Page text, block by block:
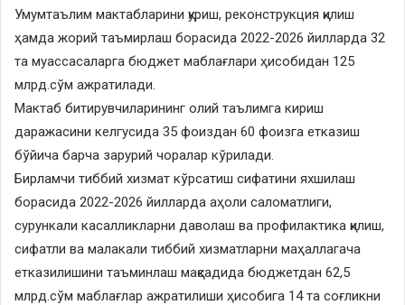
Умумтаълим мактабларини қуриш, реконструкция қилиш
ҳамда жорий таъмирлаш борасида 2022-2026 йилларда 32
та муассасаларга бюджет маблағлари ҳисобидан 125
млрд.сўм ажратилади.
Мактаб битирувчиларининг олий таълимга кириш
даражасини келгусида 35 фоиздан 60 фоизга етказиш
бўйича барча зарурий чоралар кўрилади.
Бирламчи тиббий хизмат кўрсатиш сифатини яхшилаш
борасида 2022-2026 йилларда аҳоли саломатлиги,
сурункали касалликларни даволаш ва профилактика қилиш,
сифатли ва малакали тиббий хизматларни маҳаллагача
етказилишини таъминлаш мақсадида бюджетдан 62,5
млрд.сўм маблағлар ажратилиши ҳисобига 14 та соғликни